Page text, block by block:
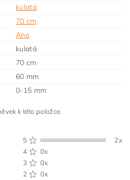
kulatá
70 cm
Ano
kulatá
70 cm
60 mm
0-15 mm
k této položce.
5
2x
4
0x
3
0x
2
0x